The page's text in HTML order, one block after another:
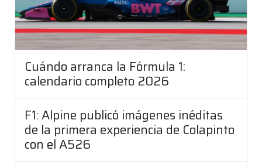
Cuándo arranca la Fórmula 1:
calendario completo 2026
F1: Alpine publicó imágenes inéditas
de la primera experiencia de Colapinto
con el A526